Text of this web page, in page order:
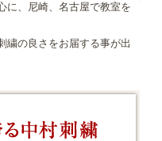
に、尼崎、名古屋で教室を
繍の良さをお届する事が出